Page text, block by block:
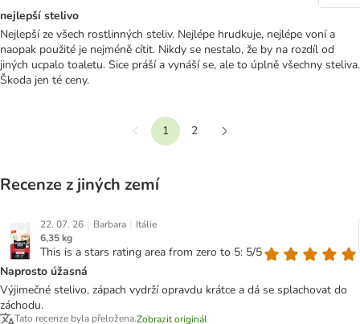
nejlepší stelivo
Nejlepší ze všech rostlinných steliv. Nejlépe hrudkuje, nejlépe voní a
naopak použité je nejméně cítit. Nikdy se nestalo, že by na rozdíl od
jiných ucpalo toaletu. Sice práší a vynáší se, ale to úplně všechny steliva.
Škoda jen té ceny.
Předchozí
1
2
Recenze z jiných zemí
22. 07. 26 | Barbara | Itálie
6,35 kg
This is a stars rating area from zero to 5: 5/5
Naprosto úžasná
Výjimečné stelivo, zápach vydrží opravdu krátce a dá se splachovat do
záchodu.
Tato recenze byla přeložena.Zobrazit originál